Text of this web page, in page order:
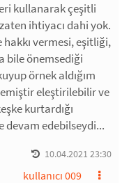
kullanarak çeşitli
ihtiyacı dahi yok.
hakkı vermesi, eşitliği,
bile önemsediği
örnek aldığım
eleştirilebilir ve
kurtardığı
devam edebilseydi...
10.04.2021 23:30
kullanıcı 009